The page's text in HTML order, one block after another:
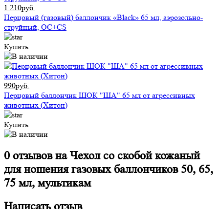
1 210руб.
Перцовый (газовый) баллончик «Black» 65 мл, аэрозольно-
струйный, ОC+CS
Купить
990руб.
Перцовый баллончик ШОК "ША" 65 мл от агрессивных
животных (Хитон)
Купить
0 отзывов наЧехол со скобой кожаный
для ношения газовых баллончиков 50, 65,
75 мл, мультикам
Написать отзыв